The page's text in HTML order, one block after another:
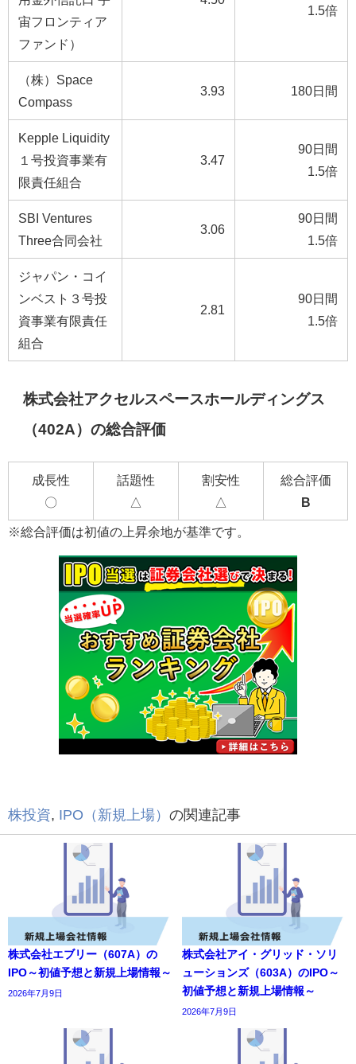
宙フロンティア
ファンド）
1.5倍
（株）Space
Compass
3.93 180日間
Kepple Liquidity
１号投資事業有
限責任組合
3.47
90日間
1.5倍
SBI Ventures
Three合同会社
3.06
90日間
1.5倍
ジャパン・コイ
ンベスト３号投
資事業有限責任
組合
2.81
90日間
1.5倍
株式会社アクセルスペースホールディングス
（402A）の総合評価
成長性
〇
話題性
△
割安性
△
総合評価
B
※総合評価は初値の上昇余地が基準です。
株投資, IPO（新規上場） の関連記事
株式会社エブリー（607A）の
IPO～初値予想と新規上場情報～
2026年7月9日
株式会社アイ・グリッド・ソリ
ューションズ（603A）のIPO～
初値予想と新規上場情報～
2026年7月9日